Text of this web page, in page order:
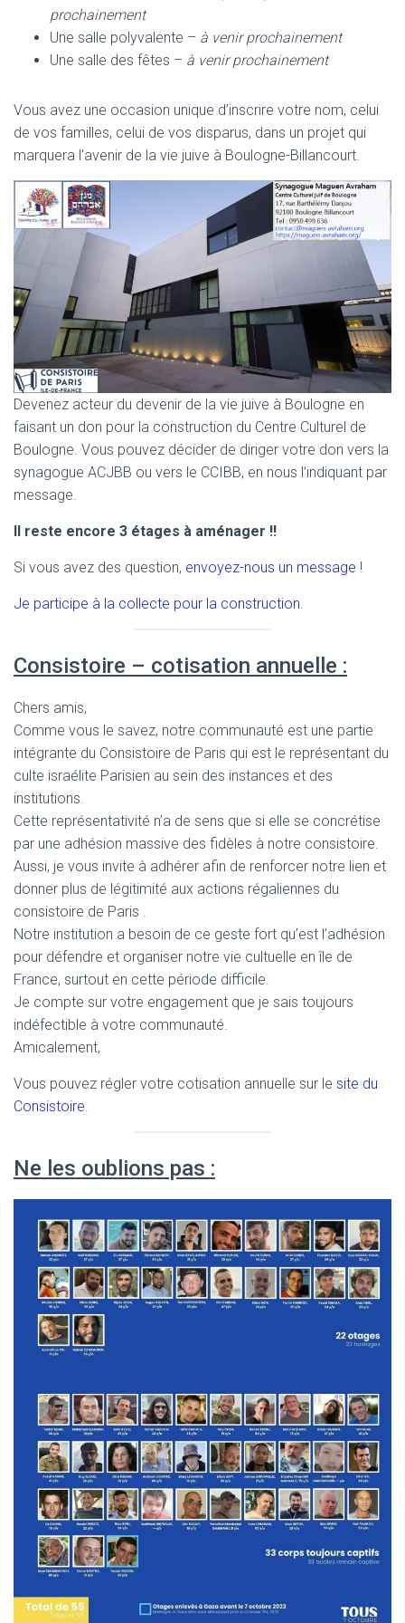
prochainement
Une salle polyvalente – à venir prochainement
Une salle des fêtes – à venir prochainement
Vous avez une occasion unique d’inscrire votre nom, celui
de vos familles, celui de vos disparus, dans un projet qui
marquera l’avenir de la vie juive à Boulogne-Billancourt.
Devenez acteur du devenir de la vie juive à Boulogne en
faisant un don pour la construction du Centre Culturel de
Boulogne. Vous pouvez décider de diriger votre don vers la
synagogue ACJBB ou vers le CCIBB, en nous l’indiquant par
message.
Il reste encore 3 étages à aménager !!
Si vous avez des question, envoyez-nous un message !
Je participe à la collecte pour la construction
Consistoire – cotisation annuelle :
Chers amis,
Comme vous le savez, notre communauté est une partie
intégrante du Consistoire de Paris qui est le représentant du
culte israélite Parisien au sein des instances et des
institutions.
Cette représentativité n’a de sens que si elle se concrétise
par une adhésion massive des fidèles à notre consistoire.
Aussi, je vous invite à adhérer afin de renforcer notre lien et
donner plus de légitimité aux actions régaliennes du
consistoire de Paris .
Notre institution a besoin de ce geste fort qu’est l’adhésion
pour défendre et organiser notre vie cultuelle en île de
France, surtout en cette période difficile.
Je compte sur votre engagement que je sais toujours
indéfectible à votre communauté.
Amicalement,
Vous pouvez régler votre cotisation annuelle sur le site du
Consistoire
Ne les oublions pas :